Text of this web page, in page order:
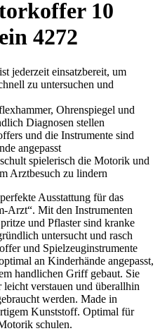
10
4272
jederzeit einsatzbereit, um
zu untersuchen und
Ohrenspiegel und
Diagnosen stellen
und die Instrumente sind
angepasst
spielerisch die Motorik und
Arztbesuch zu lindern
Ausstattung für das
Arzt“. Mit den Instrumenten
und Pflaster sind kranke
untersucht und rasch
und Spielzeuginstrumente
an Kinderhände angepasst,
handlichen Griff gebaut. Sie
verstauen und überallhin
werden. Made in
Kunststoff. Optimal für
schulen.